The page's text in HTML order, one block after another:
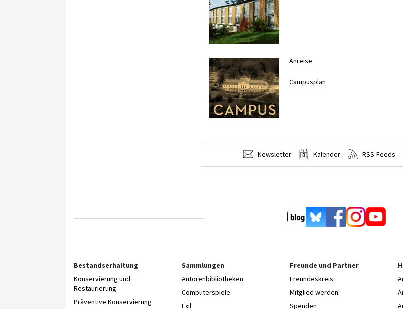
Anreise
Campusplan
Newsletter Kalender RSS-Feeds
Bestandserhaltung
Konservierung und
Restaurierung
Präventive Konservierung
Sammlungen
Autorenbibliotheken
Computerspiele
Exil
Freunde und Partner
Freundeskreis
Mitglied werden
Spenden